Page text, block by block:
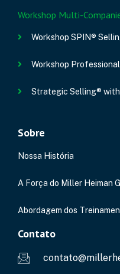
Workshop Multi-
Workshop SPIN®
Workshop
Strategic Selling®
Sobre
Nossa História
A Força do Miller Heiman
Abordagem dos
Contato